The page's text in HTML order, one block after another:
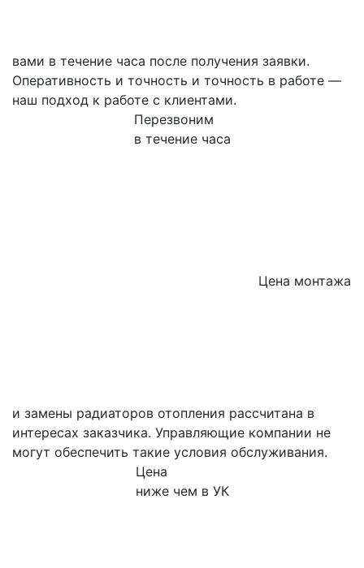
вами в течение часа после получения заявки.
Оперативность и точность и точность в работе —
наш подход к работе с клиентами.
Перезвоним
в течение часа
Цена монтажа
и замены радиаторов отопления рассчитана в
интересах заказчика. Управляющие компании не
могут обеспечить такие условия обслуживания.
Цена
ниже чем в УК